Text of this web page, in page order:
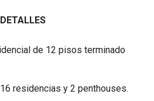
DETALLES
de 12 pisos terminado
residencias y 2 penthouses.